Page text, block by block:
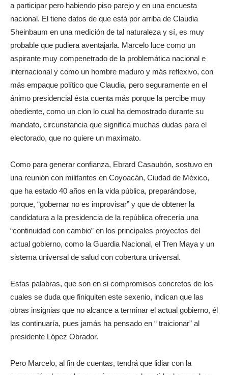
a participar pero habiendo piso parejo y en una encuesta
nacional. El tiene datos de que está por arriba de Claudia
Sheinbaum en una medición de tal naturaleza y sí, es muy
probable que pudiera aventajarla. Marcelo luce como un
aspirante muy compenetrado de la problemática nacional e
internacional y como un hombre maduro y más reflexivo, con
más empaque político que Claudia, pero seguramente en el
ánimo presidencial ésta cuenta más porque la percibe muy
obediente, como un clon lo cual ha demostrado durante su
mandato, circunstancia que significa muchas dudas para el
electorado, que no quiere un maximato.
Como para generar confianza, Ebrard Casaubón, sostuvo en
una reunión con militantes en Coyoacán, Ciudad de México,
que ha estado 40 años en la vida pública, preparándose,
porque, “gobernar no es improvisar” y que de obtener la
candidatura a la presidencia de la república ofrecería una
“continuidad con cambio” en los principales proyectos del
actual gobierno, como la Guardia Nacional, el Tren Maya y un
sistema universal de salud con cobertura universal.
Estas palabras, que son en si compromisos concretos de los
cuales se duda que finiquiten este sexenio, indican que las
obras insignias que no alcance a terminar el actual gobierno, él
las continuaría, pues jamás ha pensado en “ traicionar” al
presidente López Obrador.
Pero Marcelo, al fin de cuentas, tendrá que lidiar con la